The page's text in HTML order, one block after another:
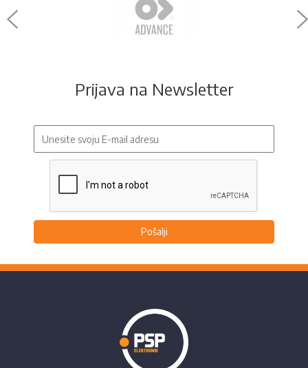
Prijava na Newsletter
Pošalji